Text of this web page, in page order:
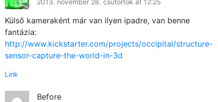
2013. november 28. csütörtök at 12:25
Külső kameraként már van ilyen ipadre, van benne
fantázia:
http://www.kickstarter.com/projects/occipital/structure-
sensor-capture-the-world-in-3d
Link
Before